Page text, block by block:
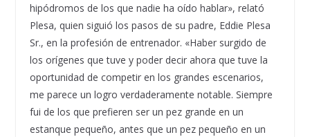
hipódromos de los que nadie ha oído hablar», relató
Plesa, quien siguió los pasos de su padre, Eddie Plesa
Sr., en la profesión de entrenador. «Haber surgido de
los orígenes que tuve y poder decir ahora que tuve la
oportunidad de competir en los grandes escenarios,
me parece un logro verdaderamente notable. Siempre
fui de los que prefieren ser un pez grande en un
estanque pequeño, antes que un pez pequeño en un